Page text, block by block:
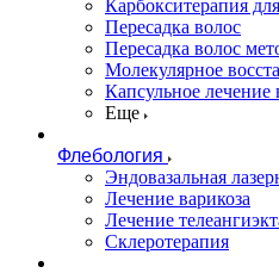
Карбокситерапия
Пересадка волос
Пересадка волос
Молекулярное
Капсульное лечение
Еще
Флебология
Эндовазальная
Лечение варикоза
Лечение
Склеротерапия